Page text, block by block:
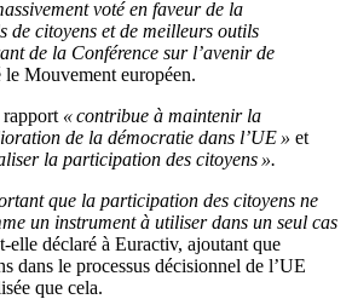
voté en faveur de la
de citoyens et de meilleurs outils
de la Conférence sur l’avenir de
le Mouvement européen.
« contribue à maintenir la
de la démocratie dans l’UE » et
la participation des citoyens ».
que la participation des citoyens ne
un instrument à utiliser dans un seul cas
elle déclaré à Euractiv, ajoutant que
dans le processus décisionnel de l’UE
que cela.